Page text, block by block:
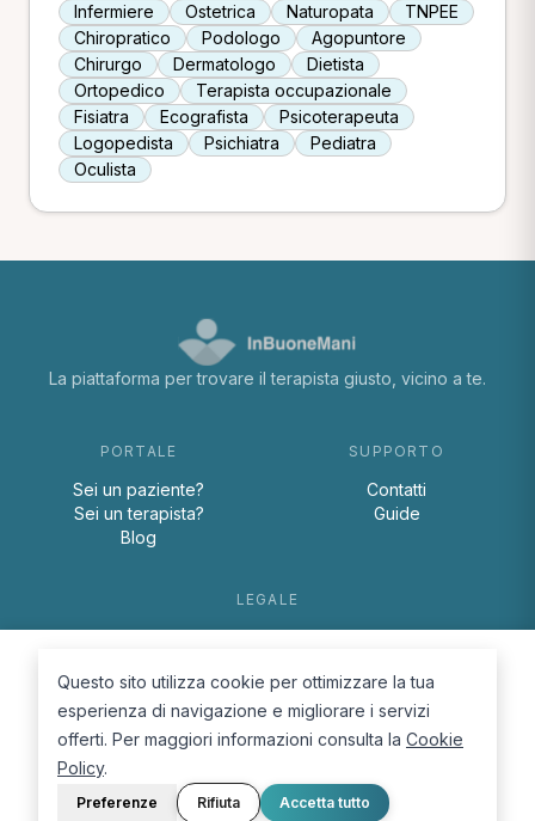
Infermiere
Ostetrica Naturopata
TNPEE
Chiropratico
Podologo
Agopuntore
Chirurgo
Dermatologo
Dietista
Ortopedico
Terapista occupazionale
Fisiatra
Ecografista
Psicoterapeuta
Logopedista
Psichiatra
Pediatra
Oculista
La piattaforma per trovare il terapista giusto, vicino a te.
PORTALE
Sei un paziente?
Sei un terapista?
Blog
SUPPORTO
Contatti
Guide
LEGALE
Cookie Policy
Questo sito utilizza cookie per ottimizzare la tua
esperienza di navigazione e migliorare i servizi
offerti. Per maggiori informazioni consulta la Cookie
Policy.
Preferenze Rifiuta Accetta tutto